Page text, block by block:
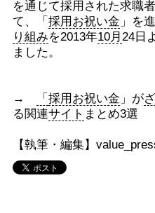
を通じて採用された求職
て、「 採用お祝い金 」を進
り組みを2013年10月 24日
ました。
→ 「 採用お祝い金 」が
る関連サイト まとめ3選
【執筆・編集】